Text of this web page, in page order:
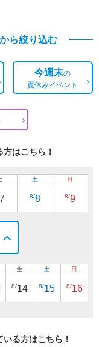
ら絞り込む
今週末の
夏休みイベント
はこちら！
7
土
8/8
日
8/9
金
8/14
土
8/15
日
8/16
る方はこちら！